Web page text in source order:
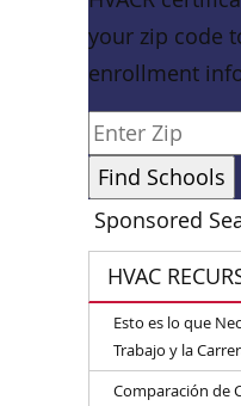
your zip code
enrollment
Sponsored
HVAC
Esto es lo que
Trabajo y la
Comparación de